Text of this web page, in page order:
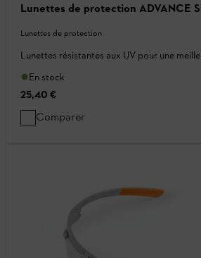
Lunettes de protection ADVANCE
Lunettes de protection
Lunettes résistantes aux UV pour une
En stock
25,40 €
Comparer